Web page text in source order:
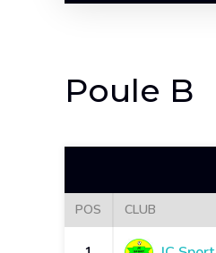
Poule B
POS CLUB